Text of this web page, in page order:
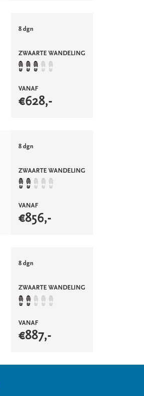
8 dgn
ZWAARTE WANDELING
VANAF
€628,-
8 dgn
ZWAARTE WANDELING
VANAF
€856,-
8 dgn
ZWAARTE WANDELING
VANAF
€887,-